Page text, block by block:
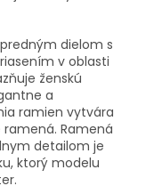
dielom s
v oblasti
ženskú
a
ramien vytvára
Ramená
detailom je
ktorý modelu